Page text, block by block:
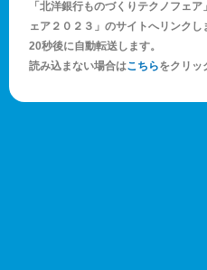
「北洋銀行ものづくりテクノフェ
ェア２０２３」のサイトへリンクし
20秒後に自動転送します。
読み込まない場合はこちらをクリッ